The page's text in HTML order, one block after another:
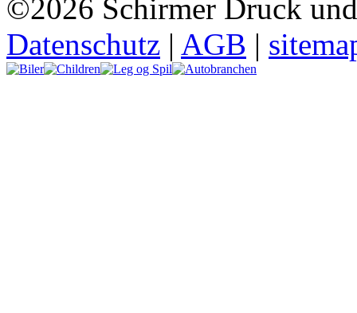
©2026 Schirmer Druck
Datenschutz | AGB |